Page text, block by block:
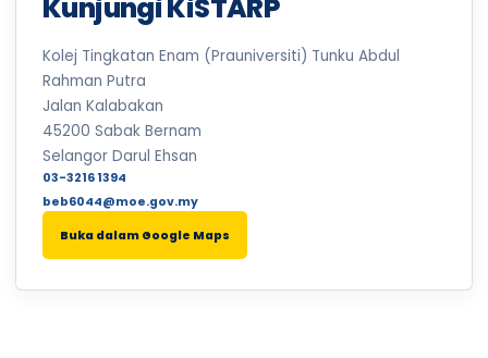
22
Ogos
2026
SABTU
24
2026
CUTI PERISTIWA
ISNIN
25
2026
CUTI UMUM MAULIDUR RASUL
SELASA
27 PEPERIKSAAN TOV SEMESTER 1 & SEMESTER 3
Kunjungi KiSTARP
Kolej Tingkatan Enam (Prauniversiti) Tunku Abdul
Rahman Putra
Jalan Kalabakan
45200 Sabak Bernam
Selangor Darul Ehsan
03-3216 1394
beb6044@moe.gov.my
Buka dalam Google Maps